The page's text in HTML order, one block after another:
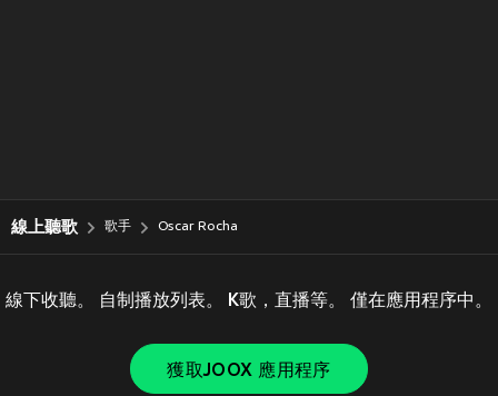
線上聽歌 歌手 Oscar Rocha
線下收聽。 自制播放列表。 K歌，直播等。 僅在應用程序中。
獲取JOOX 應用程序